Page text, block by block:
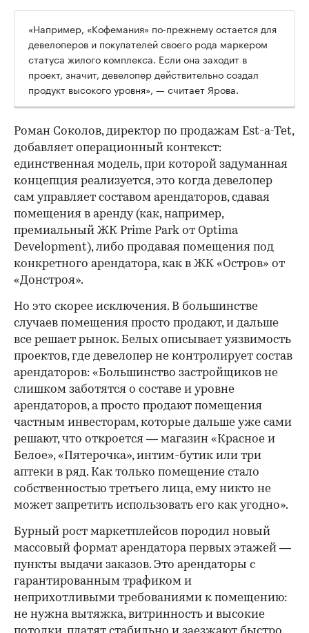
«Например, «Кофемания» по-прежнему остается для
девелоперов и покупателей своего рода маркером
статуса жилого комплекса. Если она заходит в
проект, значит, девелопер действительно создал
продукт высокого уровня», — считает Ярова.
Роман Соколов, директор по продажам Est-a-Tet,
добавляет операционный контекст:
единственная модель, при которой задуманная
концепция реализуется, это когда девелопер
сам управляет составом арендаторов, сдавая
помещения в аренду (как, например,
премиальный ЖК Prime Park от Optima
Development), либо продавая помещения под
конкретного арендатора, как в ЖК «Остров» от
«Донстроя».
Но это скорее исключения. В большинстве
случаев помещения просто продают, и дальше
все решает рынок. Белых описывает уязвимость
проектов, где девелопер не контролирует состав
арендаторов: «Большинство застройщиков не
слишком заботятся о составе и уровне
арендаторов, а просто продают помещения
частным инвесторам, которые дальше уже сами
решают, что откроется — магазин «Красное и
Белое», «Пятерочка», интим-бутик или три
аптеки в ряд. Как только помещение стало
собственностью третьего лица, ему никто не
может запретить использовать его как угодно».
Бурный рост маркетплейсов породил новый
массовый формат арендатора первых этажей —
пункты выдачи заказов. Это арендаторы с
гарантированным трафиком и
неприхотливыми требованиями к помещению:
не нужна вытяжка, витринность и высокие